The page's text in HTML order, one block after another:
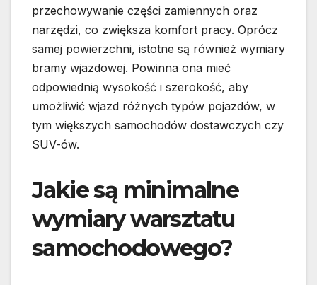
przechowywanie części zamiennych oraz
narzędzi, co zwiększa komfort pracy. Oprócz
samej powierzchni, istotne są również wymiary
bramy wjazdowej. Powinna ona mieć
odpowiednią wysokość i szerokość, aby
umożliwić wjazd różnych typów pojazdów, w
tym większych samochodów dostawczych czy
SUV-ów.
Jakie są minimalne
wymiary warsztatu
samochodowego?